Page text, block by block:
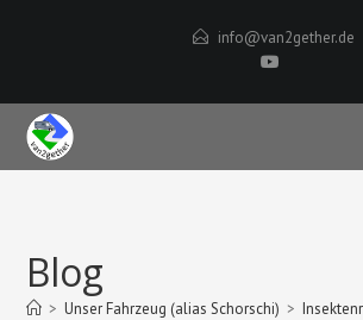
info@van2gether.de
Blog
> Unser Fahrzeug (alias Schorschi) >